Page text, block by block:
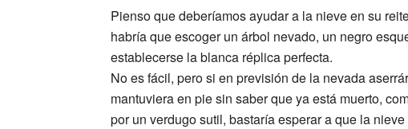
Pienso que deberíamos ayudar a la nieve en su
habría que escoger un árbol nevado, un negro
establecerse la blanca réplica perfecta.
No es fácil, pero si en previsión de la nevada
mantuviera en pie sin saber que ya está muerto,
por un verdugo sutil, bastaría esperar a que la